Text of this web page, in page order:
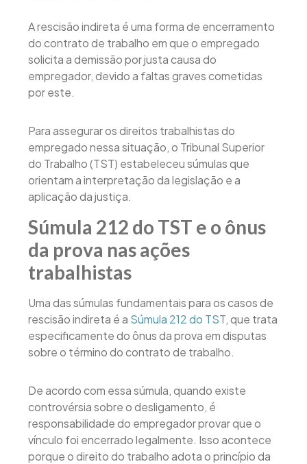
A rescisão indireta é uma forma de encerramento
do contrato de trabalho em que o empregado
solicita a demissão por justa causa do
empregador, devido a faltas graves cometidas
por este.
Para assegurar os direitos trabalhistas do
empregado nessa situação, o Tribunal Superior
do Trabalho (TST) estabeleceu súmulas que
orientam a interpretação da legislação e a
aplicação da justiça.
Súmula 212 do TST e o ônus
da prova nas ações
trabalhistas
Uma das súmulas fundamentais para os casos de
rescisão indireta é a Súmula 212 do TST, que trata
especificamente do ônus da prova em disputas
sobre o término do contrato de trabalho.
De acordo com essa súmula, quando existe
controvérsia sobre o desligamento, é
responsabilidade do empregador provar que o
vínculo foi encerrado legalmente. Isso acontece
porque o direito do trabalho adota o princípio da